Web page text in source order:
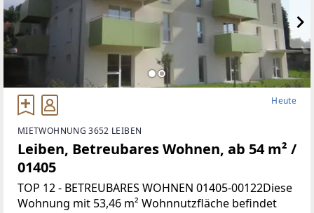
Heute
MIETWOHNUNG 3652 LEIBEN
Leiben, Betreubares Wohnen, ab 54 m² /
01405
TOP 12 - BETREUBARES WOHNEN 01405-00122Diese
Wohnung mit 53,46 m² Wohnnutzfläche befindet